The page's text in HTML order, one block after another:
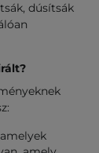
dúsítsák